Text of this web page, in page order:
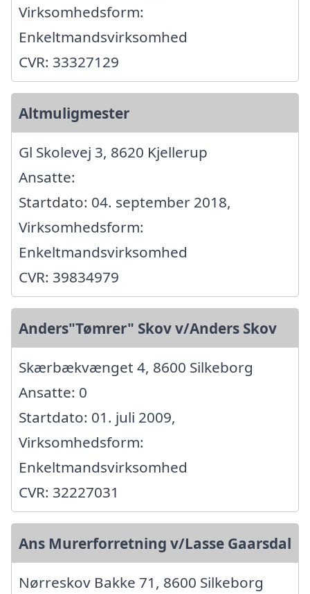
Virksomhedsform:
Enkeltmandsvirksomhed
CVR: 33327129
Altmuligmester
Gl Skolevej 3, 8620 Kjellerup
Ansatte:
Startdato: 04. september 2018,
Virksomhedsform:
Enkeltmandsvirksomhed
CVR: 39834979
Anders"Tømrer" Skov v/Anders Skov
Skærbækvænget 4, 8600 Silkeborg
Ansatte: 0
Startdato: 01. juli 2009,
Virksomhedsform:
Enkeltmandsvirksomhed
CVR: 32227031
Ans Murerforretning v/Lasse Gaarsdal
Nørreskov Bakke 71, 8600 Silkeborg